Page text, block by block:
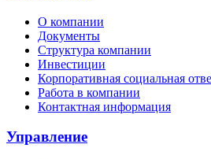
О компании
Документы
Структура компании
Инвестиции
Корпоративная социальная
Работа в компании
Контактная информация
Управление